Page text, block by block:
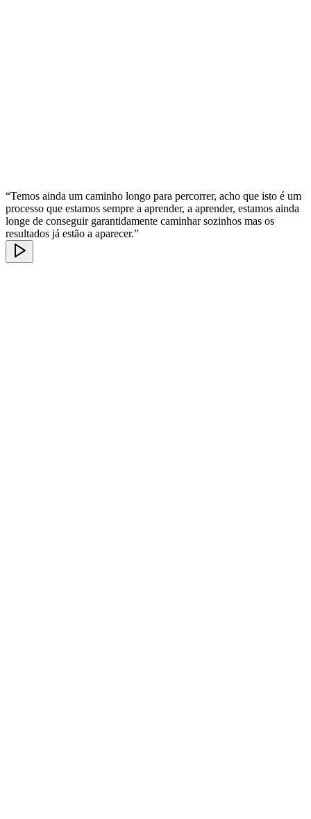
“Temos ainda um caminho longo para percorrer, acho que isto é um
processo que estamos sempre a aprender, a aprender, estamos ainda
longe de conseguir garantidamente caminhar sozinhos mas os
resultados já estão a aparecer.”